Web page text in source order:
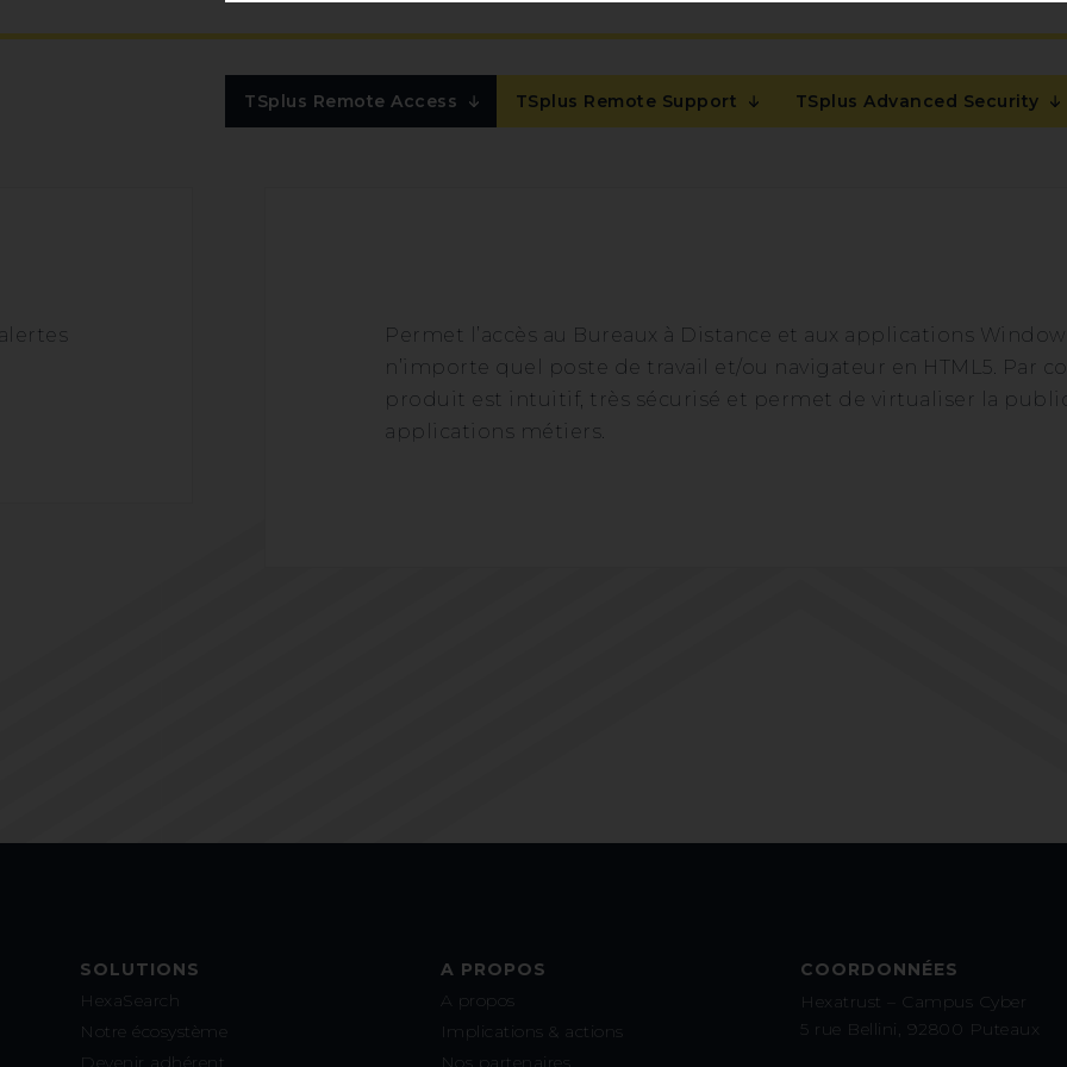
TSplus Remote Access TSplus Remote Support TSplus Advanced Security
Permet l’accès au Bureaux à Distance et aux applications
n’importe quel poste de travail et/ou navigateur en HTML5. Par
produit est intuitif, très sécurisé et permet de virtualiser la
applications métiers.
SOLUTIONS
HexaSearch
Notre écosystème
Devenir adhérent
A PROPOS
A propos
Implications & actions
Nos partenaires
COORDONNÉES
Hexatrust – Campus Cyber
5 rue Bellini, 92800 Puteaux